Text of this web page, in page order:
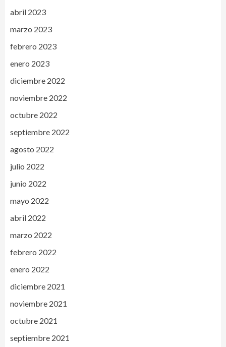
abril 2023
marzo 2023
febrero 2023
enero 2023
diciembre 2022
noviembre 2022
octubre 2022
septiembre 2022
agosto 2022
julio 2022
junio 2022
mayo 2022
abril 2022
marzo 2022
febrero 2022
enero 2022
diciembre 2021
noviembre 2021
octubre 2021
septiembre 2021